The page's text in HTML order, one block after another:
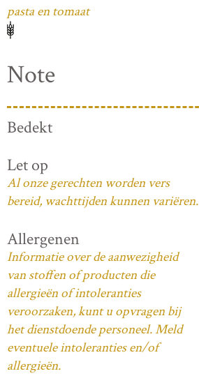
pasta en tomaat
Note
Bedekt
Let op
Al onze gerechten worden vers
bereid, wachttijden kunnen variëren.
Allergenen
Informatie over de aanwezigheid
van stoffen of producten die
allergieën of intoleranties
veroorzaken, kunt u opvragen bij
het dienstdoende personeel. Meld
eventuele intoleranties en/of
allergieën.